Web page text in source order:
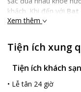
khách. Khi đến với Bat
đủ thoải mái với giá cả
Điểm đặc trưng của
Bat Tri Hotel
có
cầu của khách đi
đủ tiện nghi như: tivi
Xem thêm
Tiện ích xung
Tiện ích khách sạn
• Lễ tân 24 giờ